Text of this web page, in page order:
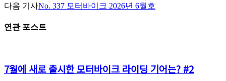
다음 기사No. 337 모터바이크 2026년 6월호
연관 포스트
7월에 새로 출시한 모터바이크 라이딩 기어는? #2